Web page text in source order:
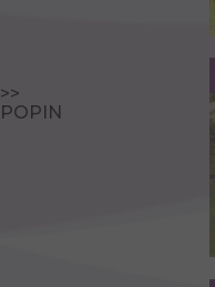
>>
POPIN